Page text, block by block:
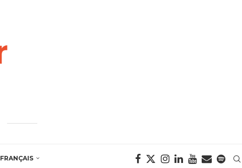
FRANÇAIS